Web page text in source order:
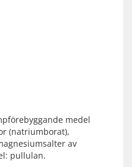
medel
(natriumborat),
av
pullulan.